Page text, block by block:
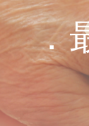
．